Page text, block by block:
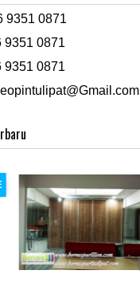
9351 0871
9351 0871
9351 0871